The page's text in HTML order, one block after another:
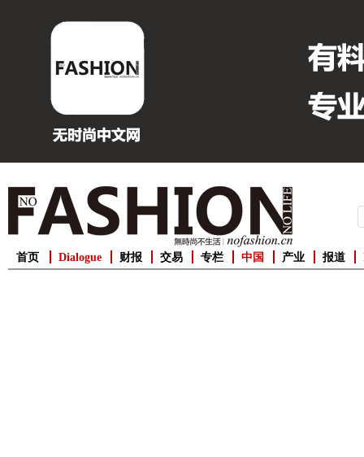
首页 Dialogue 财报 交易 专栏 中国 产业 报道